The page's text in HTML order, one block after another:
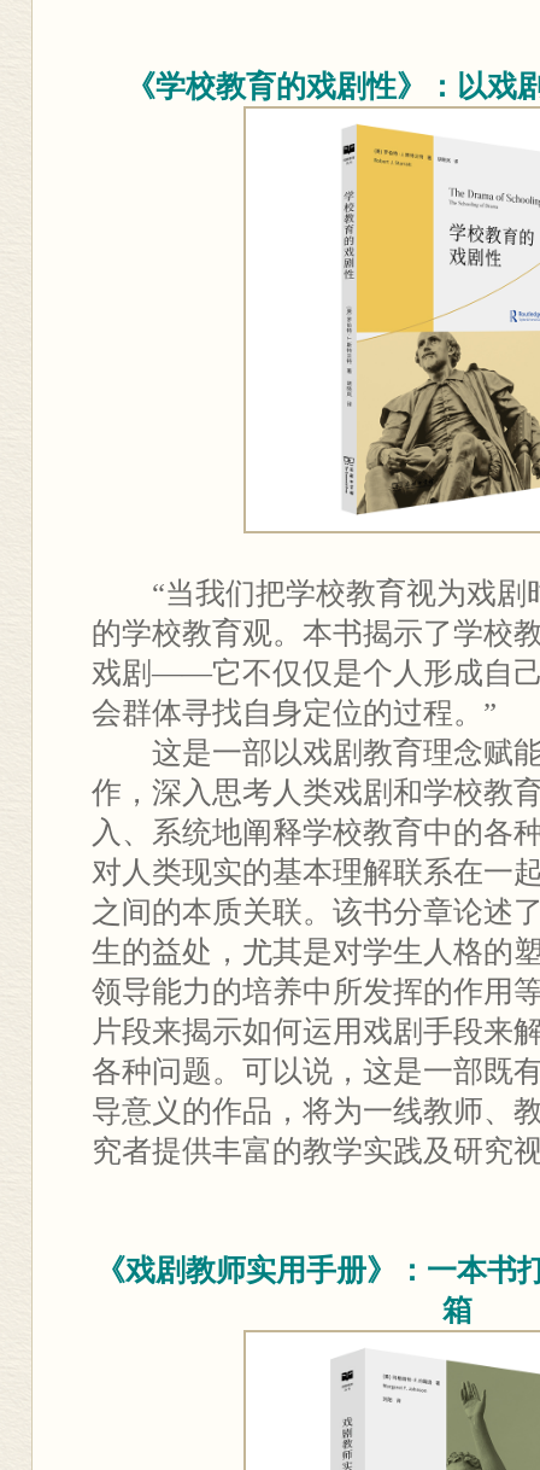
《学校教育的戏剧性》：以戏
“当我们把学校教育视为戏剧
的学校教育观。本书揭示了学校
戏剧——它不仅仅是个人形成自
会群体寻找自身定位的过程。”
这是一部以戏剧教育理念赋能
作，深入思考人类戏剧和学校教
入、系统地阐释学校教育中的各
对人类现实的基本理解联系在一
之间的本质关联。该书分章论述
生的益处，尤其是对学生人格的
领导能力的培养中所发挥的作用
片段来揭示如何运用戏剧手段来
各种问题。可以说，这是一部既
导意义的作品，将为一线教师、
究者提供丰富的教学实践及研究
《戏剧教师实用手册》：一本书
箱